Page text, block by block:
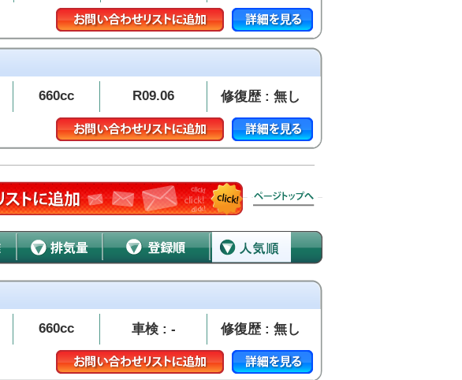
660cc R09.06 修復歴 : 無し
660cc 車検 : - 修復歴 : 無し